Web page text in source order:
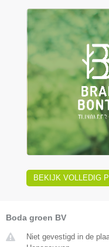
BEKIJK VOLLEDIG
Boda groen BV
Niet gevestigd in de